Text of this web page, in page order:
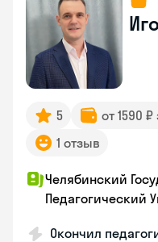
5 от 1590
1 отзыв
Челябинский
Педагогический
Окончил